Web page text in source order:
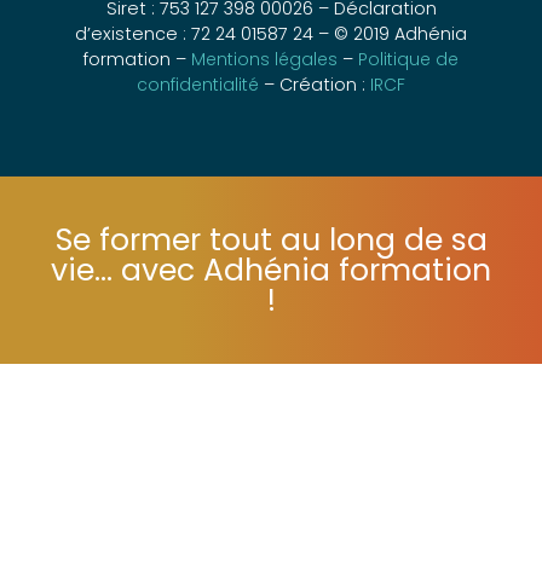
Siret : 753 127 398 00026 – Déclaration
d’existence : 72 24 01587 24 – © 2019 Adhénia
formation –Mentions légales– Politique de
Se former tout au long de sa
vie... avec Adhénia formation
!